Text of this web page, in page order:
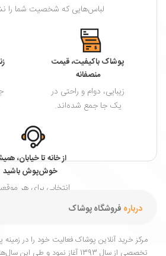
لباس‌هایی که شخصیت شما را
پوشاک باکیفیت، قیمت
منصفانه
زیبایی، دوام و راحتی در
یک جا جمع شده‌اند.
از خانه تا خیابان،
خوش‌پوش باشید
انتخابی برای هر
درباره فروشگاه پوشاک
مرکز خرید آنلاین پوشاک فعالیت خود را در
تخصصی از سال 1393 آغاز نمود و طی